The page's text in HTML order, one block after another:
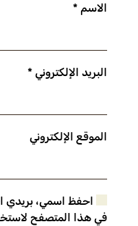
الاسم *
البريد الإلكتروني *
الموقع الإلكتروني
احفظ اسمي، بريدي
في هذا المتصفح